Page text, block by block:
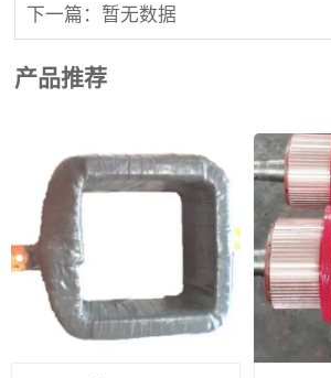
下一篇：暂无数据
产品推荐